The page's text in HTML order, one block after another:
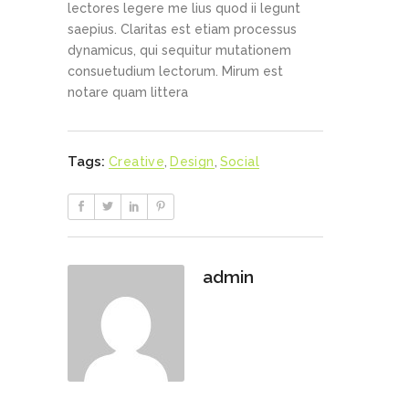
lectores legere me lius quod ii legunt
saepius. Claritas est etiam processus
dynamicus, qui sequitur mutationem
consuetudium lectorum. Mirum est
notare quam littera
Tags: Creative Design Social
admin